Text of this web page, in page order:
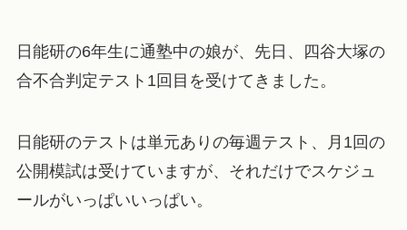
日能研の6年生に通塾中の娘が、先日、四谷大塚の
合不合判定テスト1回目を受けてきました。
日能研のテストは単元ありの毎週テスト、月1回の
公開模試は受けていますが、それだけでスケジュ
ールがいっぱいいっぱい。